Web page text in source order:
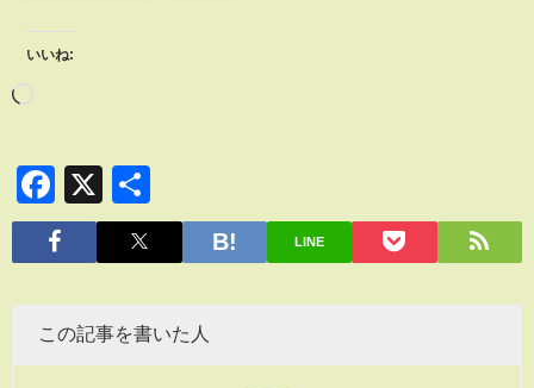
いいね:
Facebook
X
有
LINE
この記事を書いた人